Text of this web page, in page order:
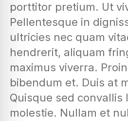
porttitor pretium. Ut
Pellentesque in
ultricies nec quam
hendrerit, aliquam
maximus viverra.
bibendum et. Duis at
Quisque sed
molestie. Nullam et